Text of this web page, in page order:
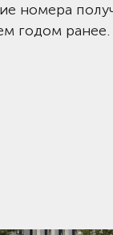
номера
годом